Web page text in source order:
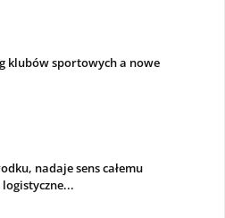
klubów sportowych a nowe
nadaje sens całemu